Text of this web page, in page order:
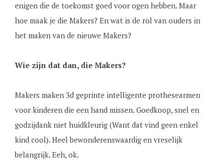
enigen die de toekomst goed voor ogen hebben. Maar
hoe maak je die Makers? En wat is de rol van ouders in
het maken van de nieuwe Makers?
Wie zijn dat dan, die Makers?
Makers maken 3d geprinte intelligente prothesearmen
voor kinderen die een hand missen. Goedkoop, snel en
godzijdank niet huidkleurig (Want dat vind geen enkel
kind cool). Heel bewonderenswaardig en vreselijk
belangrijk. Eeh, ok.